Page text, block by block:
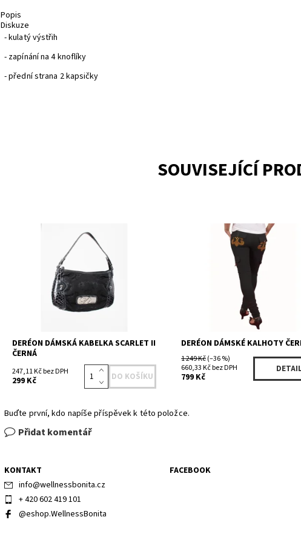
Popis
Diskuze
- kulatý výstřih
- zapínání na 4 knoflíky
- přední strana 2 kapsičky
SOUVISEJÍCÍ
Skladem 2
DE00035BK
Deréon by Beyoncé
DERÉON DÁMSKÁ KABELKA SCARLET II
ČERNÁ
247,11 Kč bez DPH
299 Kč
Skladem 1
D101813DPBK
Deréon by
DERÉON DÁMSKÉ KALHOTY
1 249 Kč(–36 %)
660,33 Kč bez DPH
799 Kč
Buďte první, kdo napíše příspěvek k této položce.
Přidat komentář
KONTAKT
info@wellnessbonita.cz
+ 420 602 419 101
@eshop.WellnessBonita
FACEBOOK